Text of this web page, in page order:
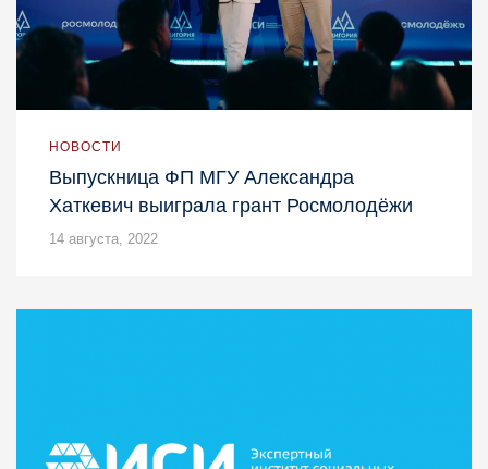
НОВОСТИ
Выпускница ФП МГУ Александра
Хаткевич выиграла грант Росмолодёжи
14 августа, 2022